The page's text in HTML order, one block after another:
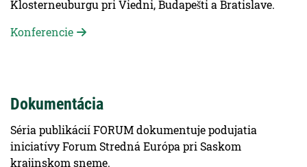
Klosterneuburgu pri Viedni, Budapešti a Bratislave.
Konferencie
Dokumentácia
Séria publikácií FORUM dokumentuje podujatia
iniciatívy Forum Stredná Európa pri Saskom
krajinskom sneme.